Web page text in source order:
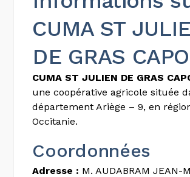
CUMA ST
DE GRAS
CUMA ST JULIEN DE GRAS
une coopérative agricole située
département Ariège – 9, en
Occitanie.
Coordonnées
Adresse : M. AUDABRAM JEAN-